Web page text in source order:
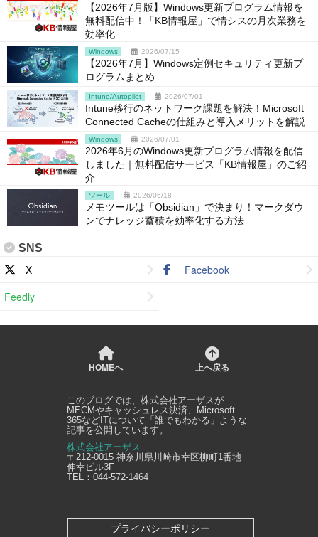
【2026年7月版】Windows更新プログラム情報を
無料配信中！「KB情報屋」で情シスの月次業務を
効率化
Windows 2026/07/15
【2026年7月】Windows定例セキュリティ更新プ
ログラムまとめ
Intune/Autopilot 2026/07/01
Intune移行のネットワーク課題を解決！Microsoft
Connected Cacheの仕組みと導入メリットを解説
Windows 2026/07/01
2026年6月のWindows更新プログラム情報を配信
しました｜無料配信サービス「KB情報屋」のご紹
介
ツール 2026/06/18
メモツールは「Obsidian」で決まり！マークダウ
ンでナレッジ蓄積を効率化する方法
SNS
X
Facebook
Feedly
HOMEへ 上へ戻る
このブログでは、 株式会社アーザス が
MECMやキャッシュレス決済、Microsoft
365などITについて「誰でもわかる」ような
記事を公開しています。
株式会社アーザス
〒212-0015 神奈川県 川崎市幸区柳町1番地
伸幸ビル3F
TEL： 044-572-1464
プライバシーポリシー